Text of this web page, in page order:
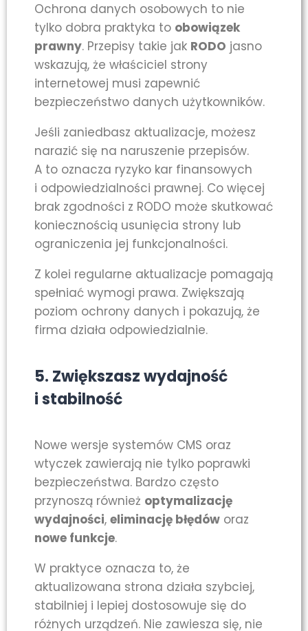
Ochrona danych osobowych to nie
tylko dobra praktyka to obowiązek
prawny. Przepisy takie jak RODO jasno
wskazują, że właściciel strony
internetowej musi zapewnić
bezpieczeństwo danych użytkowników.
Jeśli zaniedbasz aktualizacje, możesz
narazić się na naruszenie przepisów.
A to oznacza ryzyko kar finansowych
i odpowiedzialności prawnej. Co więcej
brak zgodności z RODO może skutkować
koniecznością usunięcia strony lub
ograniczenia jej funkcjonalności.
Z kolei regularne aktualizacje pomagają
spełniać wymogi prawa. Zwiększają
poziom ochrony danych i pokazują, że
firma działa odpowiedzialnie.
5. Zwiększasz wydajność
i stabilność
Nowe wersje systemów CMS oraz
wtyczek zawierają nie tylko poprawki
bezpieczeństwa. Bardzo często
przynoszą również optymalizację
wydajności, eliminację błędów oraz
nowe funkcje.
W praktyce oznacza to, że
aktualizowana strona działa szybciej,
stabilniej i lepiej dostosowuje się do
różnych urządzeń. Nie zawiesza się, nie